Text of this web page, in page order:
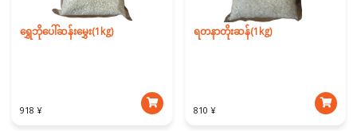
ရွှေဘိုပေါ်ဆန်းမွှေး(1kg)
918 ¥
ရတနာတိုးဆန်(1kg)
810 ¥